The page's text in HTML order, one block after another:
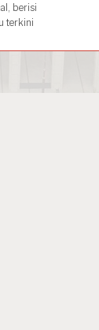
berisi
terkini